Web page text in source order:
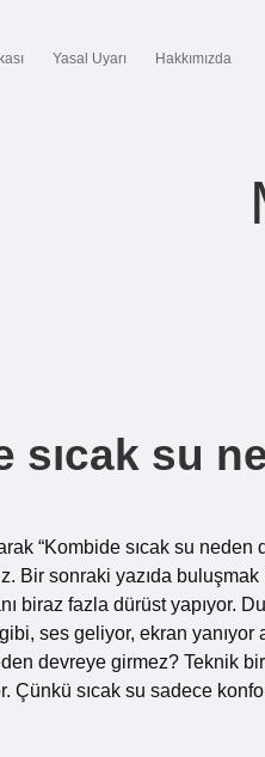
Yasal Uyarı Hakkımızda
sıcak su
“Kombide sıcak su neden
Bir sonraki yazıda
biraz fazla dürüst yapıyor.
ses geliyor, ekran
devreye girmez? Teknik
Çünkü sıcak su sadece